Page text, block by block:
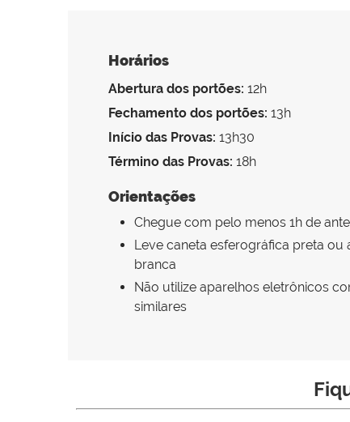
Horários
Abertura dos portões: 12h
Fechamento dos portões: 13h
Início das Provas: 13h30
Término das Provas: 18h
Orientações
Chegue com pelo menos 1h de
Leve caneta esferográfica preta
branca
Não utilize aparelhos eletrônicos
similares